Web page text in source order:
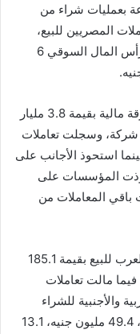
بعمليات شراء من
المصريين للبيع،
وبلغت قيمة التداول 3.8 مليار جنيه، وربح رأس المال السوقي 6
وبلغ حجم التداول على الأسهم 1.4 مليار ورقة مالية بقيمة 3.8 مليار
جنيه، عبر تنفيذ 95.3 ألف عملية لعدد 211 شركة، وسجلت تعاملات
بينما استحوذ الأجانب على
على 6.3%، واستحوذت المؤسسات على
باقي المعاملات من
ومالت صافي تعاملات الأفراد المصريين والعرب للبيع بقيمة 185.1
فيما مالت تعاملات
والأجنبية للشراء
بقيمة 388.4 ألف جنيه، 131.4 مليون جنيه، 49.4 مليون جنيه، 13.1